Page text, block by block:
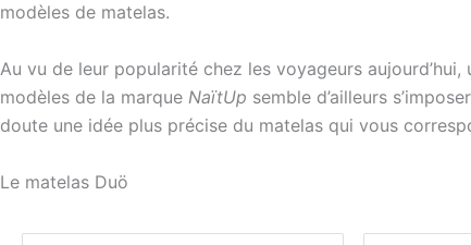
modèles de matelas.
Au vu de leur popularité chez les voyageurs
modèles de la marque NaïtUp semble d’ailleurs
doute une idée plus précise du matelas qui vous
Le matelas Duö